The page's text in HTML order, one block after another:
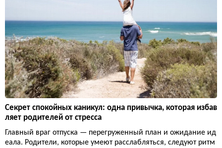
Секрет спокойных каникул: одна привычка, которая избав
ляет родителей от стресса
Главный враг отпуска — перегруженный план и ожидание ид
еала. Родители, которые умеют расслабляться, следуют ритм